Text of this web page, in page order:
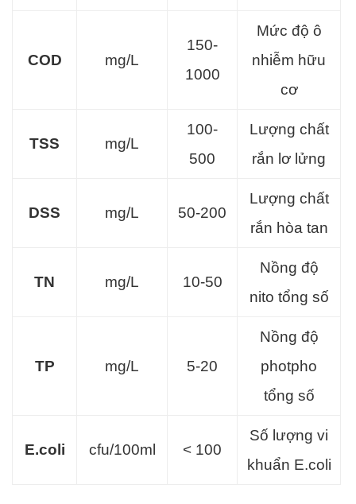
COD mg/L
150-
1000
Mức độ ô
nhiễm hữu
cơ
TSS mg/L
100-
500
Lượng chất
rắn lơ lửng
DSS mg/L 50-200
Lượng chất
rắn hòa tan
TN mg/L 10-50
Nồng độ
nito tổng số
TP mg/L 5-20
Nồng độ
photpho
tổng số
E.coli cfu/100ml < 100
Số lượng vi
khuẩn E.coli